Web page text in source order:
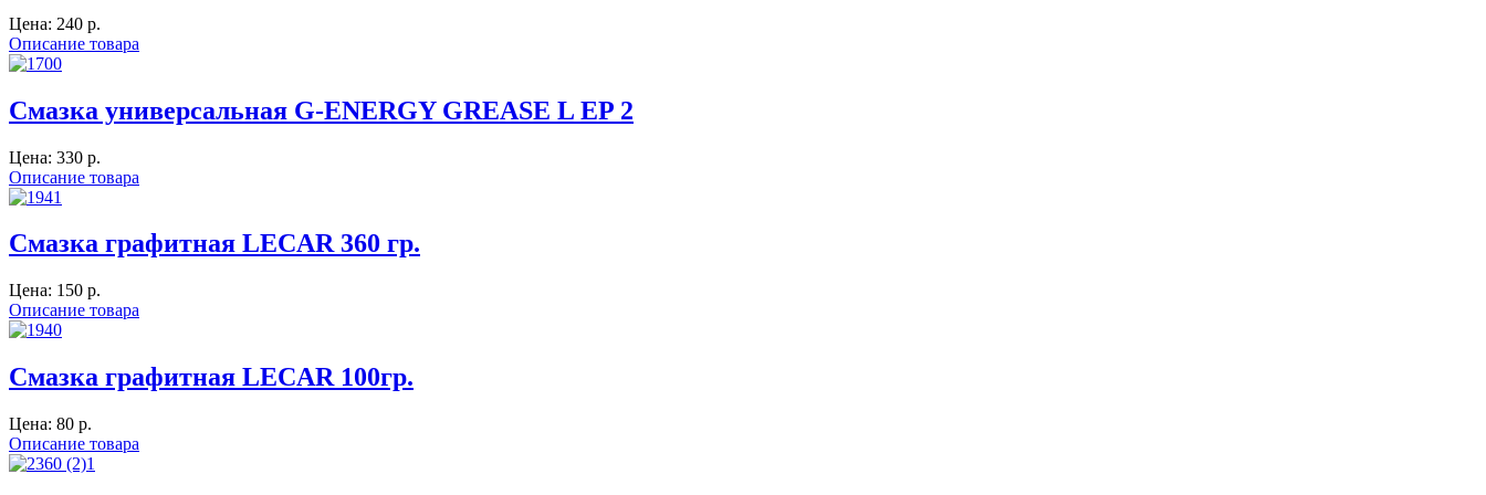
Цена: 240 p.
Описание товара
Смазка универсальная G-ENERGY GREASE L EP 2
Цена: 330 p.
Описание товара
Смазка графитная LECAR 360 гр.
Цена: 150 p.
Описание товара
Смазка графитная LECAR 100гр.
Цена: 80 p.
Описание товара